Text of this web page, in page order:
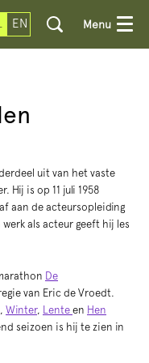
EN Menu
uit van het vaste
Hij is op 11 juli 1958
aan de acteursopleiding
als acteur geeft hij les
De
van Eric de Vroedt.
, Winter, Lente en Hen
seizoen is hij te zien in